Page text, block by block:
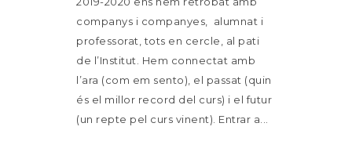
companys i companyes, alumnat i
professorat, tots en cercle, al pati
de l’Institut. Hem connectat amb
l’ara (com em sento), el passat (quin
és el millor record del curs) i el futur
(un repte pel curs vinent). Entrar a...